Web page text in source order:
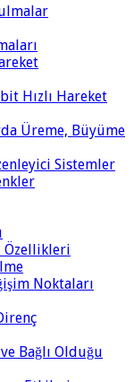
Hızlı Hareket
Üreme, Büyüme
Sistemler
Özellikleri
Noktaları
Bağlı Olduğu